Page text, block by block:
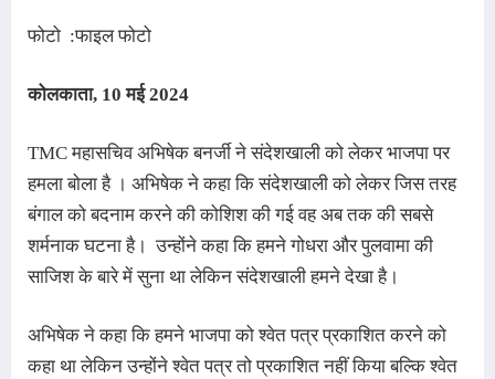
फोटो :फाइल फोटो
कोलकाता, 10 मई 2024
TMC महासचिव अभिषेक बनर्जी ने संदेशखाली को लेकर भाजपा पर
हमला बोला है । अभिषेक ने कहा कि संदेशखाली को लेकर जिस तरह
बंगाल को बदनाम करने की कोशिश की गई वह अब तक की सबसे
शर्मनाक घटना है। उन्होंने कहा कि हमने गोधरा और पुलवामा की
साजिश के बारे में सुना था लेकिन संदेशखाली हमने देखा है।
अभिषेक ने कहा कि हमने भाजपा को श्वेत पत्र प्रकाशित करने को
कहा था लेकिन उन्होंने श्वेत पत्र तो प्रकाशित नहीं किया बल्कि श्वेत